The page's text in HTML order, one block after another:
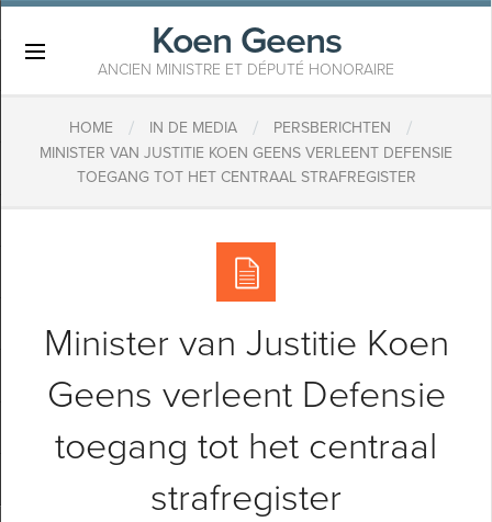
Koen Geens
ANCIEN MINISTRE ET DÉPUTÉ HONORAIRE
HOME / IN DE MEDIA / PERSBERICHTEN /
MINISTER VAN JUSTITIE KOEN GEENS VERLEENT DEFENSIE
TOEGANG TOT HET CENTRAAL STRAFREGISTER
Minister van Justitie Koen
Geens verleent Defensie
toegang tot het centraal
strafregister